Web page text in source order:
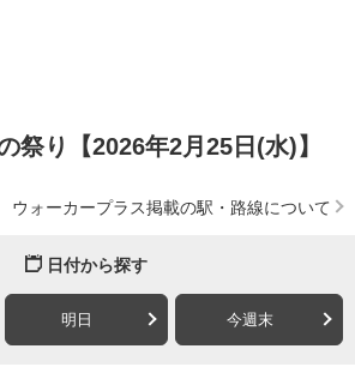
祭り【2026年2月25日(水)】
ウォーカープラス掲載の駅・路線について
日付から探す
明日 今週末